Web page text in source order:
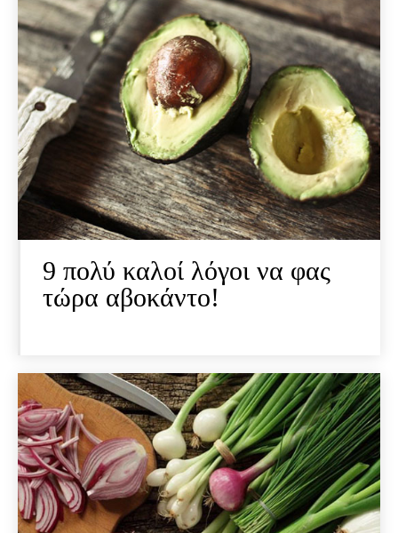
9 πολύ καλοί λόγοι να φας
τώρα αβοκάντο!